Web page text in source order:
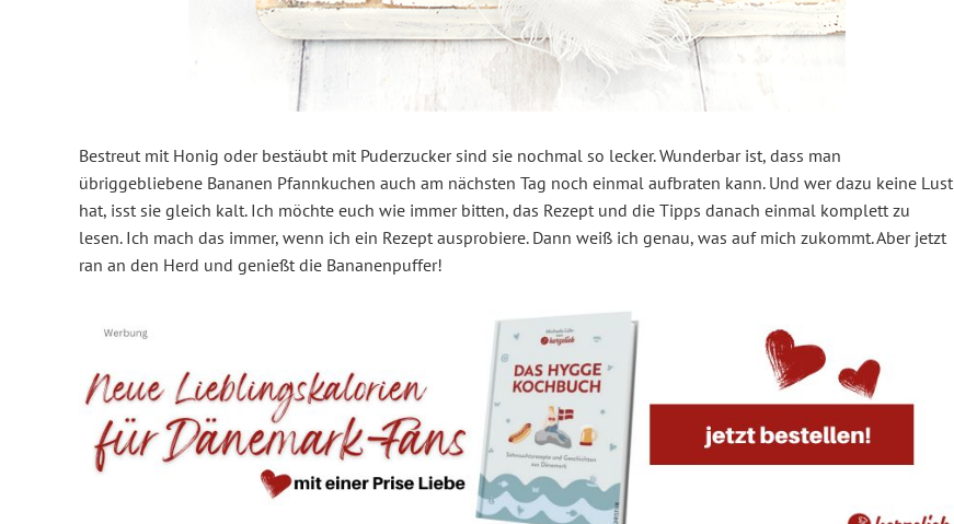
Bestreut mit Honig oder bestäubt mit Puderzucker sind sie nochmal so lecker. Wunderbar ist, dass man
übriggebliebene Bananen Pfannkuchen auch am nächsten Tag noch einmal aufbraten kann. Und wer dazu keine Lust
hat, isst sie gleich kalt. Ich möchte euch wie immer bitten, das Rezept und die Tipps danach einmal komplett zu
lesen. Ich mach das immer, wenn ich ein Rezept ausprobiere. Dann weiß ich genau, was auf mich zukommt. Aber jetzt
ran an den Herd und genießt die Bananenpuffer!